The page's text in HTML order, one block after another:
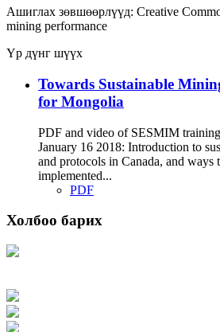
Ашиглах зөвшөөрлүүд: Creative
mining performance
Үр дүнг шүүх
Towards Sustainable
for Mongolia
PDF and video of SESMIM
January 16 2018: Introduction to
and protocols in Canada, and ways
implemented...
PDF
Холбоо барих